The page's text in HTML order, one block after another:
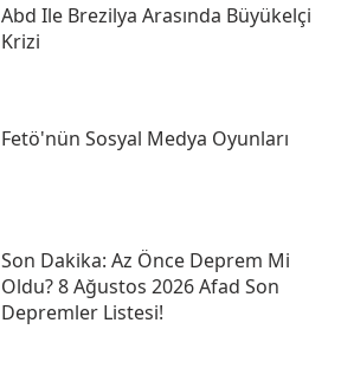
Abd Ile Brezilya Arasında Büyükelçi
Krizi
Fetö'nün Sosyal Medya Oyunları
Son Daki̇ka: Az Önce Deprem Mi
Oldu? 8 Ağustos 2026 Afad Son
Depremler Listesi!